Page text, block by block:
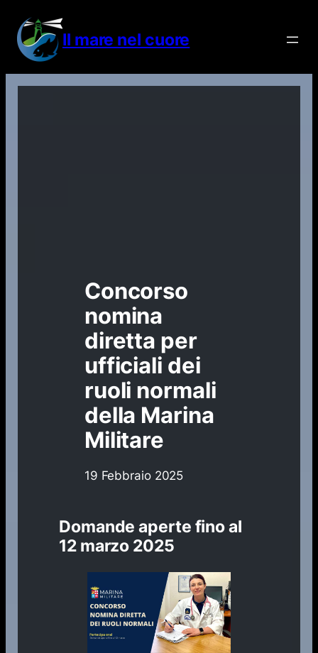
contenuto
Il mare nel cuore
Concorso
nomina
diretta per
ufficiali dei
ruoli normali
della Marina
Militare
19 Febbraio 2025
Domande aperte fino al
12 marzo 2025